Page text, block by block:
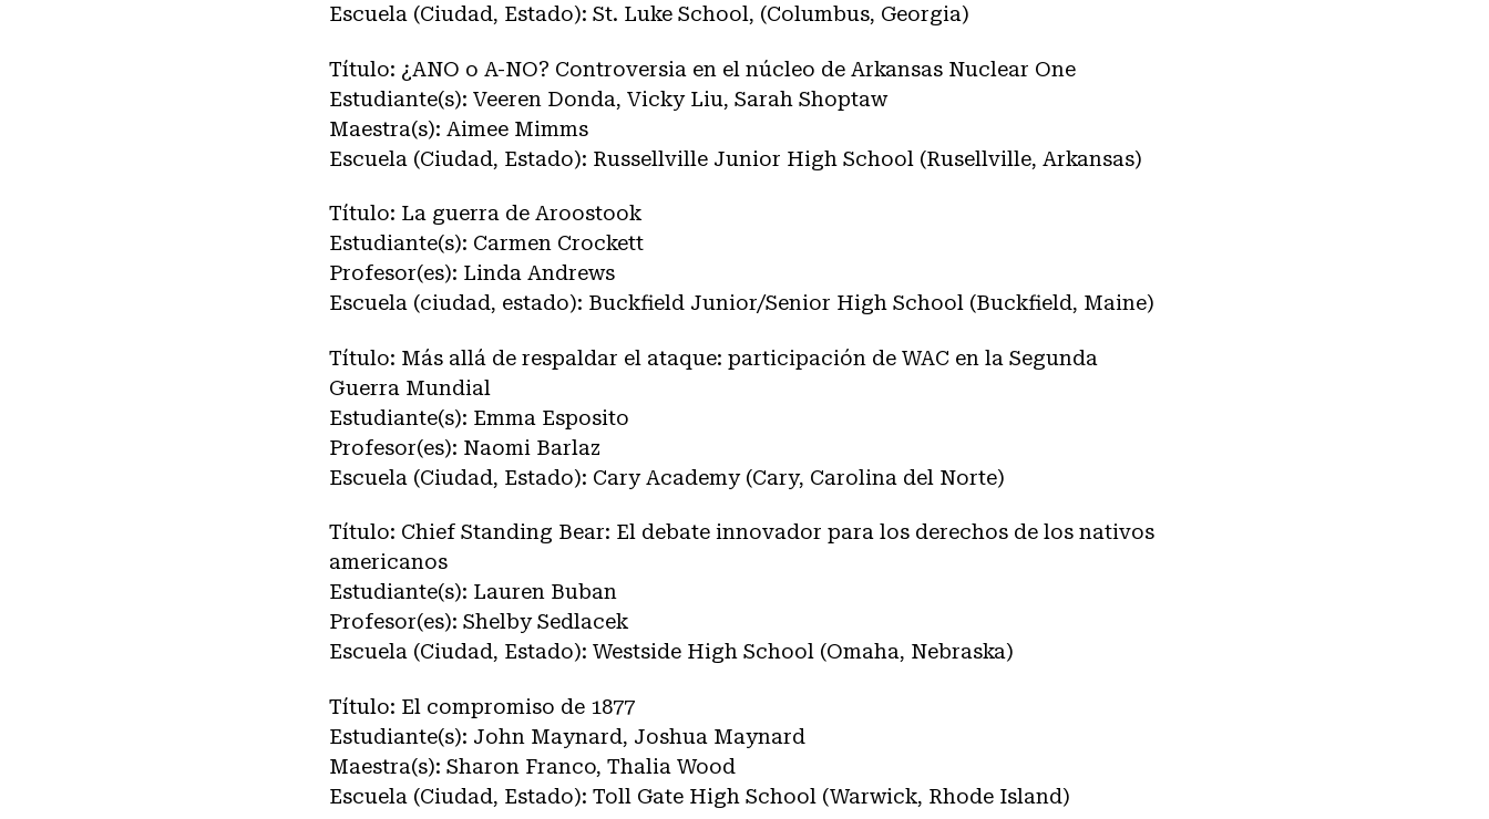
Escuela (Ciudad, Estado): St. Luke School, (Columbus, Georgia)
Título: ¿ANO o A-NO? Controversia en el núcleo de Arkansas Nuclear One
Estudiante(s): Veeren Donda, Vicky Liu, Sarah Shoptaw
Maestra(s): Aimee Mimms
Escuela (Ciudad, Estado): Russellville Junior High School (Rusellville, Arkansas)
Título: La guerra de Aroostook
Estudiante(s): Carmen Crockett
Profesor(es): Linda Andrews
Escuela (ciudad, estado): Buckfield Junior/Senior High School (Buckfield, Maine)
Título: Más allá de respaldar el ataque: participación de WAC en la Segunda
Guerra Mundial
Estudiante(s): Emma Esposito
Profesor(es): Naomi Barlaz
Escuela (Ciudad, Estado): Cary Academy (Cary, Carolina del Norte)
Título: Chief Standing Bear: El debate innovador para los derechos de los nativos
americanos
Estudiante(s): Lauren Buban
Profesor(es): Shelby Sedlacek
Escuela (Ciudad, Estado): Westside High School (Omaha, Nebraska)
Título: El compromiso de 1877
Estudiante(s): John Maynard, Joshua Maynard
Maestra(s): Sharon Franco, Thalia Wood
Escuela (Ciudad, Estado): Toll Gate High School (Warwick, Rhode Island)